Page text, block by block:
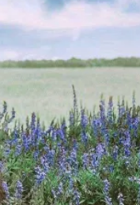
ゲーム・サービス開発
書籍・雑誌出版
チャレンジ